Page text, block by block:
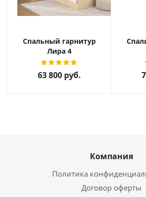
Спальный гарнитур
Лира 4
63 800 руб.
Компания
Политика
Договор оферты